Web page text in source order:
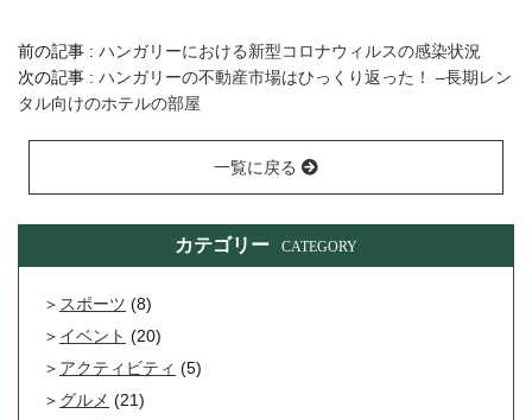
前の記事 : ハンガリーにおける新型コロナウィルスの感染状況
次の記事 : ハンガリーの不動産市場はひっくり返った！ –長期レン
タル向けのホテルの部屋
一覧に戻る
カテゴリー CATEGORY
スポーツ (8)
イベント (20)
アクティビティ (5)
グルメ (21)